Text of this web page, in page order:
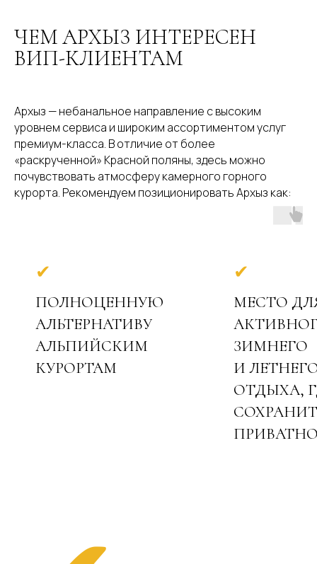
ЧЕМ АРХЫЗ ИНТЕРЕСЕН
ВИП-КЛИЕНТАМ
Архыз — небанальное направление с высоким
уровнем сервиса и широким ассортиментом услуг
премиум-класса. В отличие от более
«раскрученной» Красной поляны, здесь можно
почувствовать атмосферу камерного горного
курорта. Рекомендуем позиционировать Архыз как:
✔
ПОЛНОЦЕННУЮ
АЛЬТЕРНАТИВУ
АЛЬПИЙСКИМ
КУРОРТАМ
✔
МЕСТО
ЗИМНЕГО
И
ОТДЫХА,